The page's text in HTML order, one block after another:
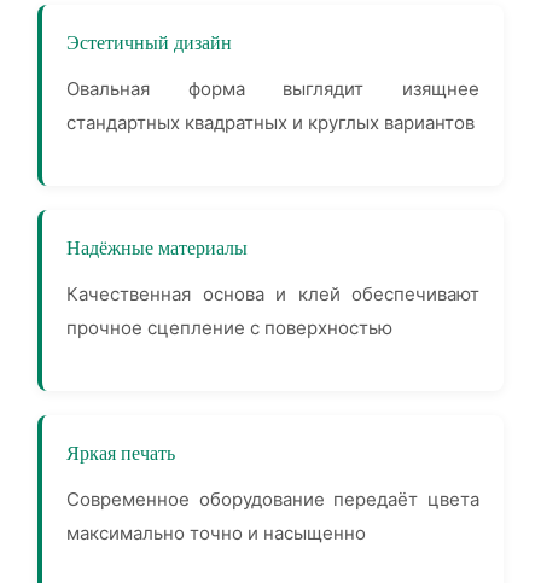
Эстетичный дизайн
Овальная форма выглядит изящнее
стандартных квадратных и круглых вариантов
Надёжные материалы
Качественная основа и клей обеспечивают
прочное сцепление с поверхностью
Яркая печать
Современное оборудование передаёт цвета
максимально точно и насыщенно